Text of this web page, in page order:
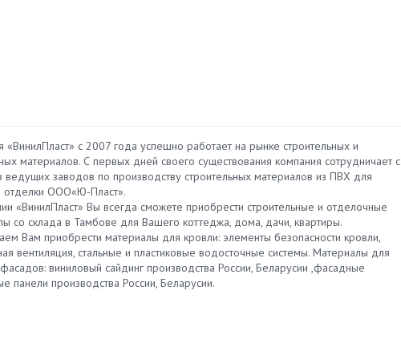
«ВинилПласт» с 2007 года успешно работает на рынке строительных и
материалов. С первых дней своего существования компания сотрудничает с
ведущих заводов по производству строительных материалов из ПВХ для
отделки ООО«Ю-Пласт».
«ВинилПласт» Вы всегда сможете приобрести строительные и отделочные
со склада в Тамбове для Вашего коттеджа, дома, дачи, квартиры.
Вам приобрести материалы для кровли: элементы безопасности кровли,
вентиляция, стальные и пластиковые водосточные системы. Материалы для
виниловый сайдинг производства России, Беларусии ,фасадные
панели производства России, Беларусии.
dolor sit amet,
adipiscing elit. Fusce
urna. Mauris a elit non
auctor eu nec elit. Nunc
eget mi ac porttitor. Aenean
in augue laoreet sagittis
Марина
Отзывы клиентов - это важнейший
показатель удовлетворенности
работой вашей компании. Кроме
того, отзывы помогают вашим
потенциальным клиентам сделать
правильный выбор.
Анастасия Герасименкова